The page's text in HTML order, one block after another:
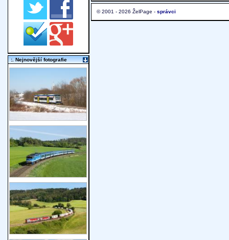
© 2001 - 2026 ŽelPage - správci
:. Nejnovější fotografie